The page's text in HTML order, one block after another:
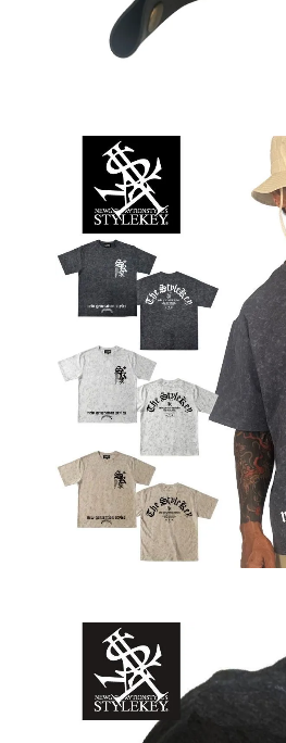
STYLEKEY スタイルキー 総柄Tシ
XL
販売価格：7,900円(税込8,690